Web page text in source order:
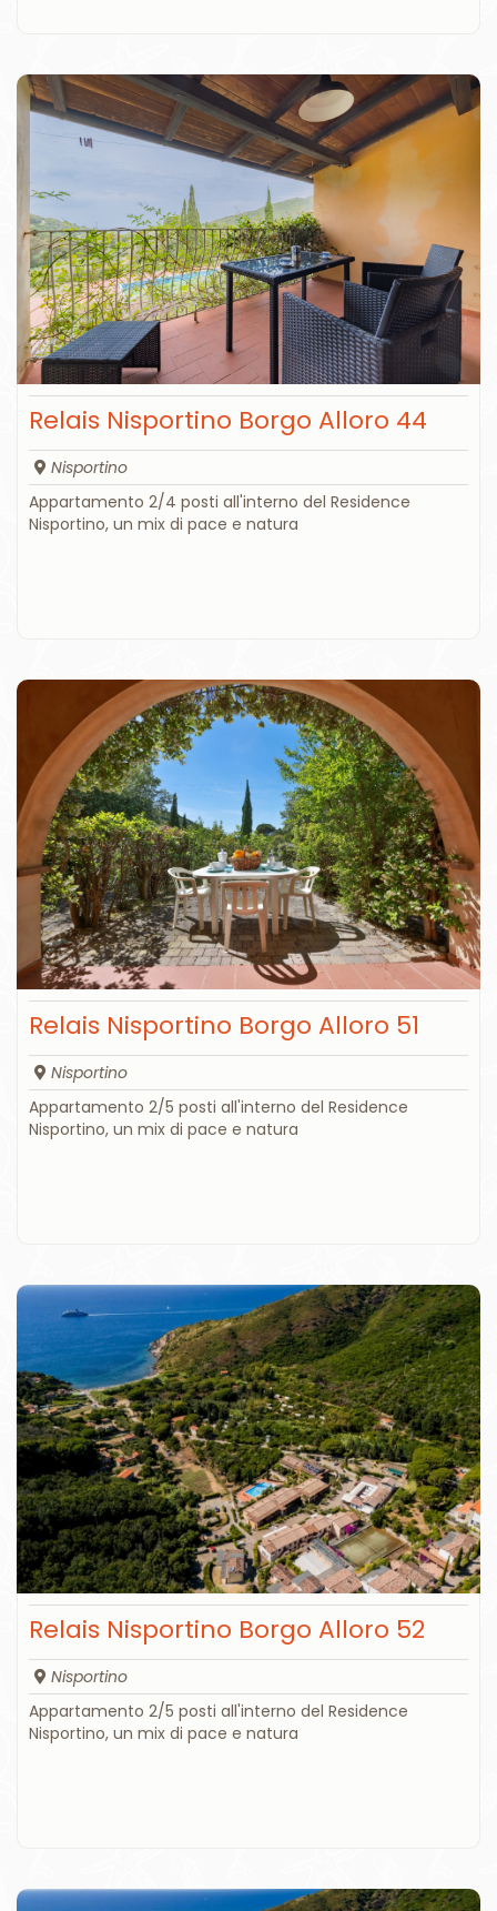
Relais Nisportino Borgo Alloro 44
Nisportino
Appartamento 2/4 posti all'interno del Residence
Nisportino, un mix di pace e natura
Relais Nisportino Borgo Alloro 51
Nisportino
Appartamento 2/5 posti all'interno del Residence
Nisportino, un mix di pace e natura
Relais Nisportino Borgo Alloro 52
Nisportino
Appartamento 2/5 posti all'interno del Residence
Nisportino, un mix di pace e natura